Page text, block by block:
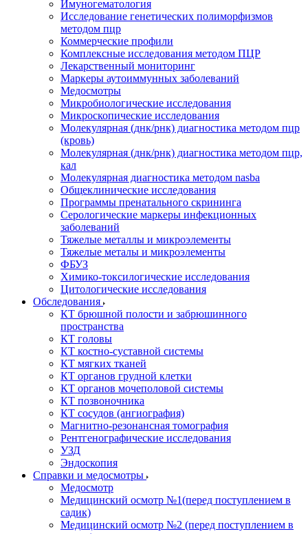
Имуногематология
Исследование генетических полиморфизмов
методом пцр
Коммерческие профили
Комплексные исследования методом ПЦР
Лекарственный мониторинг
Маркеры аутоиммунных заболеваний
Медосмотры
Микробиологические исследования
Микроскопические исследования
Молекулярная (днк/рнк) диагностика методом пцр
(кровь)
Молекулярная (днк/рнк) диагностика методом пцр,
кал
Молекулярная диагностика методом nasba
Общеклинические исследования
Программы пренатального скрининга
Серологические маркеры инфекционных
заболеваний
Тяжелые металлы и микроэлементы
Тяжелые металы и микроэлементы
ФБУЗ
Химико-токсилогические исследования
Цитологические исследования
Обследования
КТ брюшной полости и забрюшинного
пространства
КТ головы
КТ костно-суставной системы
КТ мягких тканей
КТ органов грудной клетки
КТ органов мочеполовой системы
КТ позвоночника
КТ сосудов (ангиография)
Магнитно-резонансная томография
Рентгенографические исследования
УЗД
Эндоскопия
Справки и медосмотры
Медосмотр
Медицинский осмотр №1(перед поступлением в
садик)
Медицинский осмотр №2 (перед поступлением в